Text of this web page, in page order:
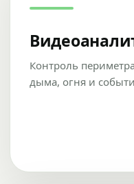
Контроль
дыма, огня и